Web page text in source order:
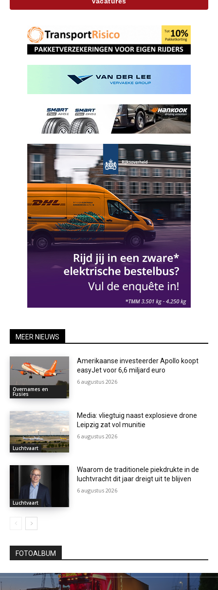
MEER NIEUWS
Overnames en
Fusies
Amerikaanse investeerder Apollo koopt
easyJet voor 6,6 miljard euro
6 augustus 2026
Luchtvaart
Media: vliegtuig naast explosieve drone
Leipzig zat vol munitie
6 augustus 2026
Luchtvaart
Waarom de traditionele piekdrukte in de
luchtvracht dit jaar dreigt uit te blijven
6 augustus 2026
FOTOALBUM